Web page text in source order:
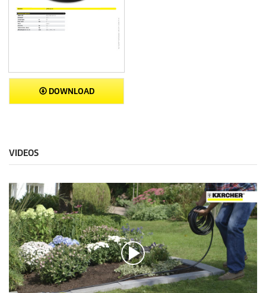
DOWNLOAD
VIDEOS